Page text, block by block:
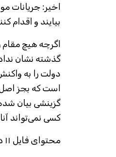
اخیر: جریانات
بیایند و اقدام
اگرچه هیچ
گذشته نشان
دولت را به
است که بجز
گزینشی بیان
کسی نمی‌تواند
محتوای فایل ۱۱ دقیقه‌ای چیست؟